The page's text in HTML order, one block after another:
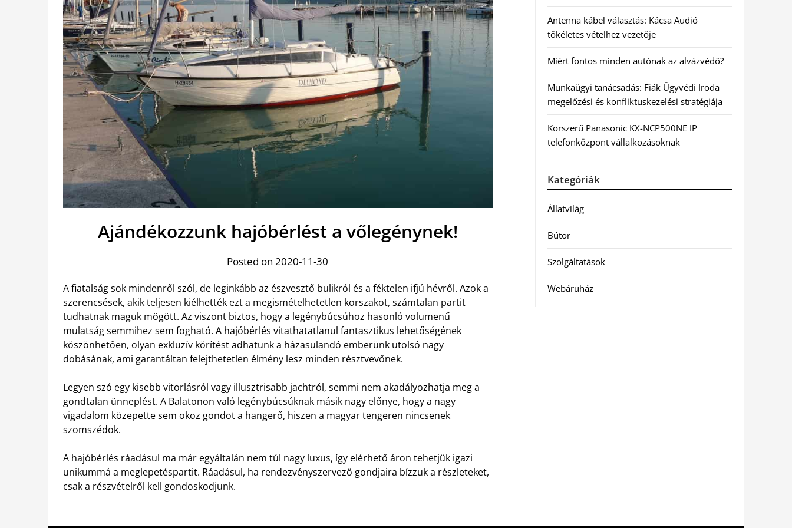
Ajándékozzunk hajóbérlést a vőlegénynek!
Posted on 2020-11-30
A fiatalság sok mindenről szól, de leginkább az észvesztő bulikról és a féktelen ifjú hévről. Azok a
szerencsések, akik teljesen kiélhették ezt a megismételhetetlen korszakot, számtalan partit
tudhatnak maguk mögött. Az viszont biztos, hogy a legénybúcsúhoz hasonló volumenű
mulatság semmihez sem fogható. A hajóbérlés vitathatatlanul fantasztikus lehetőségének
köszönhetően, olyan exkluzív körítést adhatunk a házasulandó emberünk utolsó nagy
dobásának, ami garantáltan felejthetetlen élmény lesz minden résztvevőnek.
Legyen szó egy kisebb vitorlásról vagy illusztrisabb jachtról, semmi nem akadályozhatja meg a
gondtalan ünneplést. A Balatonon való legénybúcsúknak másik nagy előnye, hogy a nagy
vigadalom közepette sem okoz gondot a hangerő, hiszen a magyar tengeren nincsenek
szomszédok.
A hajóbérlés ráadásul ma már egyáltalán nem túl nagy luxus, így elérhető áron tehetjük igazi
unikummá a meglepetéspartit. Ráadásul, ha rendezvényszervező gondjaira bízzuk a részleteket,
csak a részvételről kell gondoskodjunk.
Antenna kábel választás: Kácsa Audió
tökéletes vételhez vezetője
Miért fontos minden autónak az alvázvédő?
Munkaügyi tanácsadás: Fiák Ügyvédi Iroda
megelőzési és konfliktuskezelési stratégiája
Korszerű Panasonic KX-NCP500NE IP
telefonközpont vállalkozásoknak
Kategóriák
Állatvilág
Bútor
Szolgáltatások
Webáruház